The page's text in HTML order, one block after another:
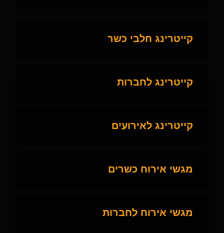
קייטרינג חלבי כשר
קייטרינג לחברות
קייטרינג לאירועים
מגשי אירוח כשרים
מגשי אירוח לחברות